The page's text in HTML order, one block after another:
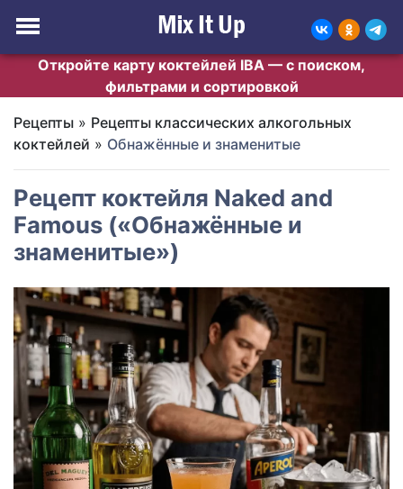
Откройте карту коктейлей IBA — с поиском,
фильтрами и сортировкой
Рецепты » Рецепты классических алкогольных
коктейлей » Обнажённые и знаменитые
Рецепт коктейля Naked and
Famous («Обнажённые и
знаменитые»)